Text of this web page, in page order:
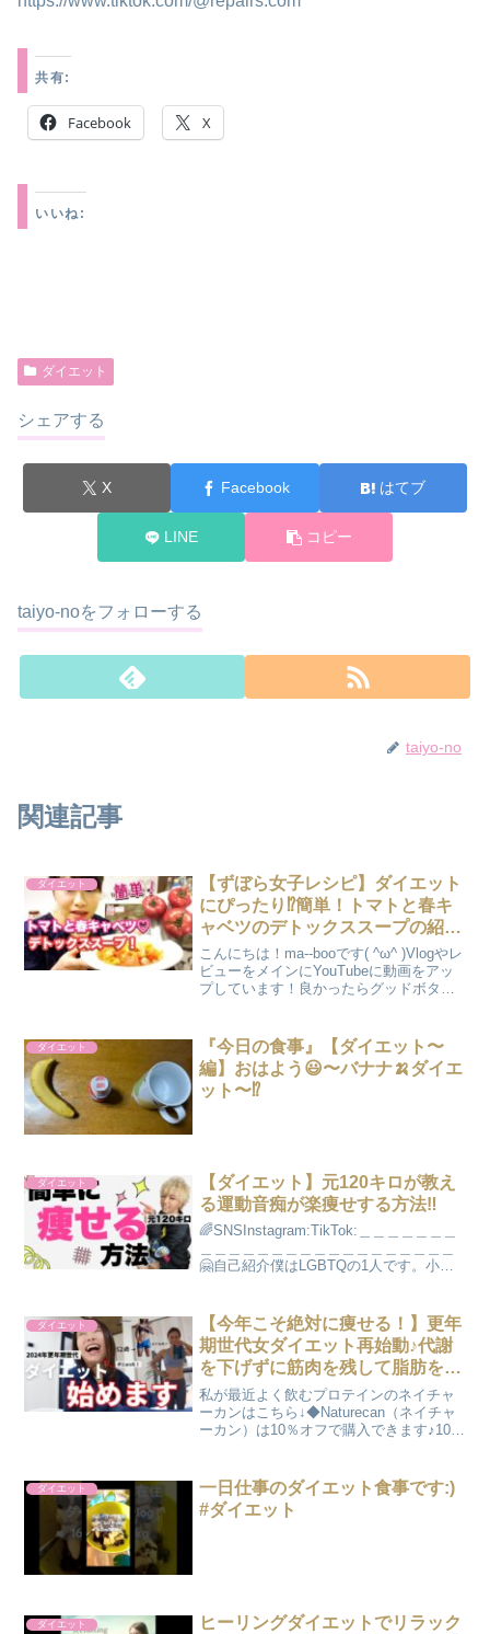
共有:
Facebook X
いいね:
ダイエット
シェアする
X Facebook はてブ
LINE コピー
taiyo-noをフォローする
taiyo-no
関連記事
ダイエット
【ずぼら女子レシピ】ダイエット
にぴったり⁉︎簡単！トマトと春キ
ャベツのデトックススープの紹介
♪(Daietto reshipi)
こんにちは！ma--booです( ^ω^ )Vlogやレ
ビューをメインにYouTubeに動画をアッ
プしています！良かったらグッドボタン
🍀今回は、春キャベツとトマト...
ダイエット
『今日の食事』【ダイエット〜
編】おはよう😃〜バナナ🍌ダイエ
ット〜⁉️
ダイエット
【ダイエット】元120キロが教え
る運動音痴が楽痩せする方法‼︎
🌈SNSInstagram:TikTok:＿＿＿＿＿＿＿
🤗自己紹介僕はLGBTQの1人です。小さ
りの方々から男なんだから男らしくし
て...
ダイエット
【今年こそ絶対に痩せる！】更年
期世代女ダイエット再始動♪代謝
を下げずに筋肉を残して脂肪を燃
やす🔥
私が最近よく飲むプロテインのネイチャ
ーカンはこちら↓◆Naturecan（ネイチャ
ーカン）は10％オフで購入できます♪10％
良さで人気...
ダイエット
一日仕事のダイエット食事です:)
#ダイエット
ダイエット
ヒーリングダイエットでリラック